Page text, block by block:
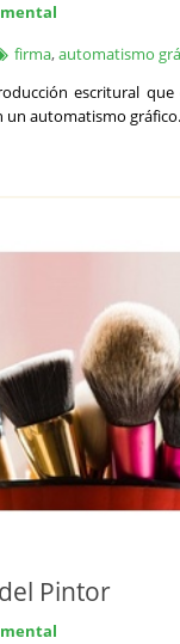
firma,automatismo
escritural
un automatismo gráfico.
Pintor